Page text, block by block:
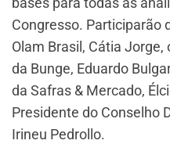
Congresso. Participarão
Olam Brasil, Cátia
da Bunge, Eduardo
da Safras & Mercado,
Presidente do Conselho
Irineu Pedrollo.